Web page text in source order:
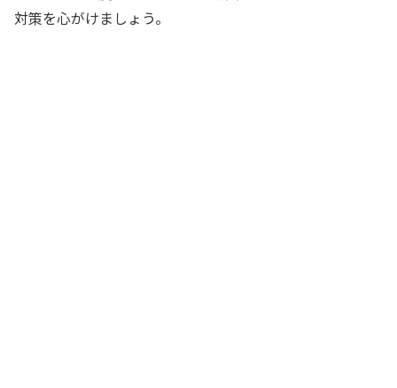
対策を心がけましょう。